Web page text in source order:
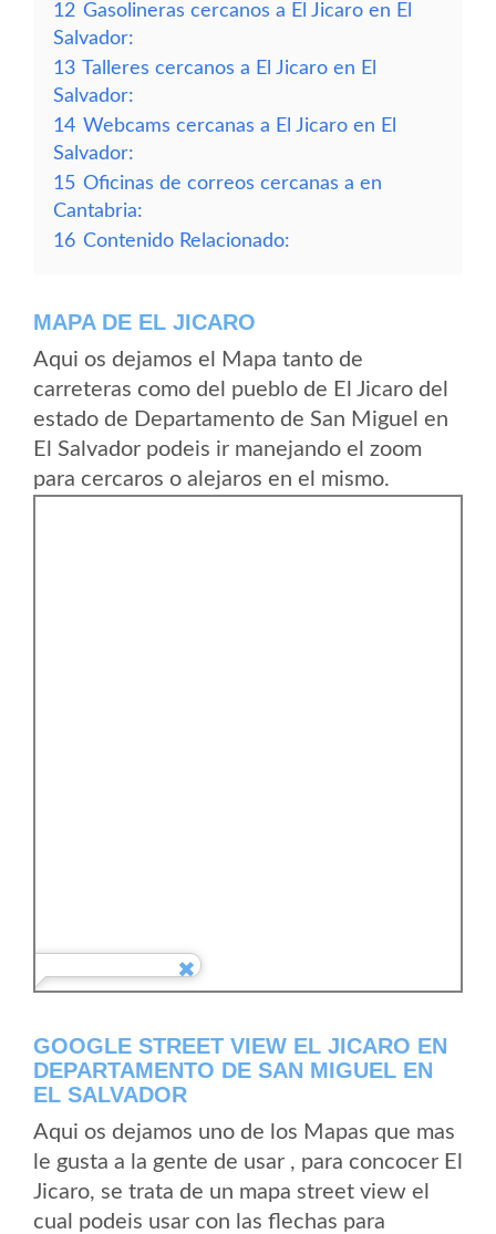
12 Gasolineras cercanos a El Jicaro en El
Salvador:
13 Talleres cercanos a El Jicaro en El
Salvador:
14 Webcams cercanas a El Jicaro en El
Salvador:
15 Oficinas de correos cercanas a en
Cantabria:
16 Contenido Relacionado:
MAPA DE EL JICARO
Aqui os dejamos el Mapa tanto de
carreteras como del pueblo de El Jicaro del
estado de Departamento de San Miguel en
El Salvador podeis ir manejando el zoom
para cercaros o alejaros en el mismo.
GOOGLE STREET VIEW EL JICARO EN
DEPARTAMENTO DE SAN MIGUEL EN
EL SALVADOR
Aqui os dejamos uno de los Mapas que mas
le gusta a la gente de usar , para concocer El
Jicaro, se trata de un mapa street view el
cual podeis usar con las flechas para